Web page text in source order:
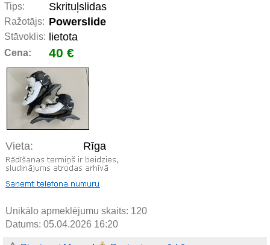
Tips: Skrituļslidas
Ražotājs: Powerslide
Stāvoklis: lietota
Cena: 40 €
Vieta: Rīga
Unikālo apmeklējumu skaits: 120
Datums: 05.04.2026 16:20